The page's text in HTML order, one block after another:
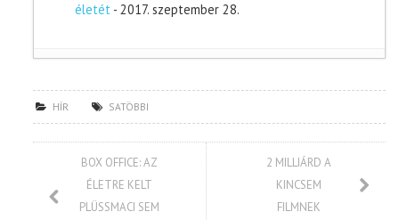
életét - 2017. szeptember 28.
HÍR SATÖBBI
BOX OFFICE: AZ
ÉLETRE KELT
PLÜSSMACI SEM
2 MILLIÁRD A
KINCSEM
FILMNEK